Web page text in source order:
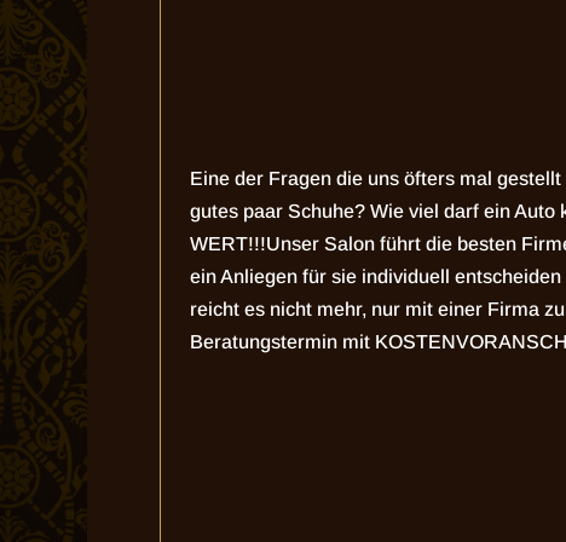
Eine der Fragen die uns öfters mal
gutes paar Schuhe? Wie viel darf ein
WERT!!!Unser Salon führt die besten
ein Anliegen für sie individuell
reicht es nicht mehr, nur mit einer Firma
Beratungstermin mit